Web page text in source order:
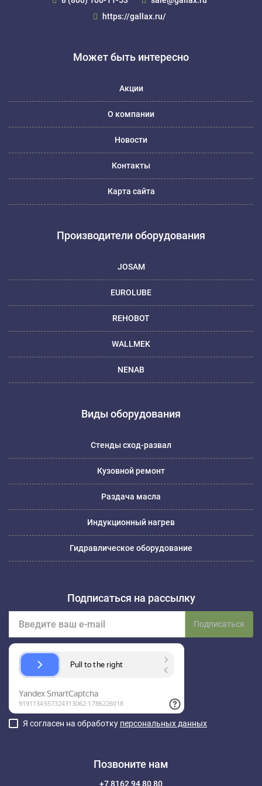
https://gallax.ru/
Может быть интересно
Акции
О компании
Новости
Контакты
Карта сайта
Производители оборудования
JOSAM
EUROLUBE
REHOBOT
WALLMEK
NENAB
Виды оборудования
Стенды сход-развал
Кузовной ремонт
Раздача масла
Индукционный нагрев
Гидравлическое оборудование
Подписаться на рассылку
Подписаться
Я согласен на обработку персональных данных
Позвоните нам
+7 8162 94 80 80